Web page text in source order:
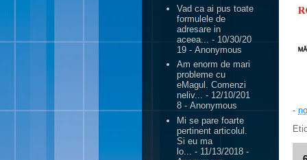
-
Vad ca ai pus toate
formulele de
adresare in
aceea...
- 10/30/20
19 - Anonymous
Am enorm de mari
probleme cu
eMagul. Comenzi
neliv... - 12/10/201
8 - Anonymous
Mi se pare foarte
pertinent articolul.
Si eu ma
lo...
- 11/13/2018 -